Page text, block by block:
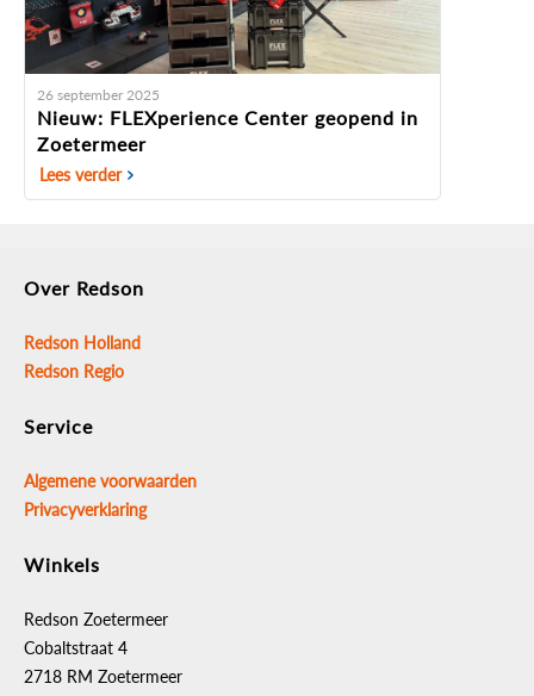
26 september 2025
Nieuw: FLEXperience Center geopend in
Zoetermeer
Lees verder
Over Redson
Redson Holland
Redson Regio
Service
Algemene voorwaarden
Privacyverklaring
Winkels
Redson Zoetermeer
Cobaltstraat 4
2718 RM Zoetermeer